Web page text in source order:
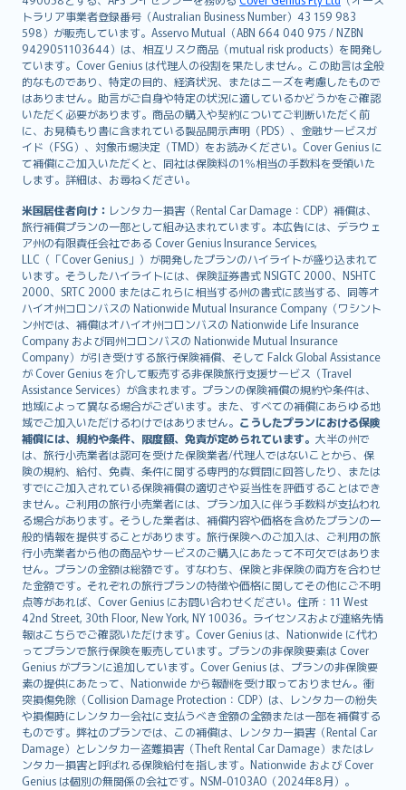
トラリア事業者登録番号（Australian Business Number）43 159 983
598）が販売しています。Asservo Mutual（ABN 664 040 975 / NZBN
9429051103644）は、相互リスク商品（mutual risk products）を開発し
ています。Cover Genius は代理人の役割を果たしません。この助言は全般
的なものであり、特定の目的、経済状況、またはニーズを考慮したもので
はありません。助言がご自身や特定の状況に適しているかどうかをご確認
いただく必要があります。商品の購入や契約についてご判断いただく前
に、お見積もり書に含まれている製品開示声明（PDS）、金融サービスガ
イド（FSG）、対象市場決定（TMD）をお読みください。Cover Genius に
て補償にご加入いただくと、同社は保険料の1％相当の手数料を受領いた
します。詳細は、お尋ねください。
米国居住者向け： レンタカー損害（Rental Car Damage：CDP）補償は、
旅行補償プランの一部として組み込まれています。本広告には、デラウェ
ア州の有限責任会社である Cover Genius Insurance Services,
LLC（「Cover Genius」）が開発したプランのハイライトが盛り込まれて
います。そうしたハイライトには、保険証券書式 NSIGTC 2000、NSHTC
2000、SRTC 2000 またはこれらに相当する州の書式に該当する、同等オ
ハイオ州コロンバスの Nationwide Mutual Insurance Company（ワシント
ン州では、補償はオハイオ州コロンバスの Nationwide Life Insurance
Company および同州コロンバスの Nationwide Mutual Insurance
Company）が引き受けする旅行保険補償、そして Falck Global Assistance
が Cover Genius を介して販売する非保険旅行支援サービス（Travel
Assistance Services）が含まれます。プランの保険補償の規約や条件は、
地域によって異なる場合がございます。また、すべての補償にあらゆる地
域でご加入いただけるわけではありません。 こうしたプランにおける保険
補償には、規約や条件、限度額、免責が定められています。 大半の州で
は、旅行小売業者は認可を受けた保険業者/代理人ではないことから、保
険の規約、給付、免責、条件に関する専門的な質問に回答したり、または
すでにご加入されている保険補償の適切さや妥当性を評価することはでき
ません。ご利用の旅行小売業者には、プラン加入に伴う手数料が支払われ
る場合があります。そうした業者は、補償内容や価格を含めたプランの一
般的情報を提供することがあります。旅行保険へのご加入は、ご利用の旅
行小売業者から他の商品やサービスのご購入にあたって不可欠ではありま
せん。プランの金額は総額です。すなわち、保険と非保険の両方を合わせ
た金額です。それぞれの旅行プランの特徴や価格に関してその他にご不明
点等があれば、Cover Genius にお問い合わせください。住所：11 West
42nd Street, 30th Floor, New York, NY 10036。ライセンスおよび連絡先情
報はこちらでご確認いただけます。Cover Genius は、Nationwide に代わ
ってプランで旅行保険を販売しています。プランの非保険要素は Cover
Genius がプランに追加しています。Cover Genius は、プランの非保険要
素の提供にあたって、Nationwide から報酬を受け取っておりません。衝
突損傷免除（Collision Damage Protection：CDP）は、レンタカーの紛失
や損傷時にレンタカー会社に支払うべき金額の全額または一部を補償する
ものです。弊社のプランでは、この補償は、レンタカー損害（Rental Car
Damage）とレンタカー盗難損害（Theft Rental Car Damage）またはレ
ンタカー損害と呼ばれる保険給付を指します。Nationwide および Cover
Genius は個別の無関係の会社です。NSM-0103AO（2024年8月）。
한국어
dansk
norsk
suomi
العربيّة
Türkçe
česky
Русский
български
català
Hrvatski
eesti
Ελληνικά
Magyar
Íslenska
Bahasa Indonesia
latviešu
Lietuviškai
Bahasa Melayu
Română
српски
Slovensky
Slovenščina
Українська
Tiếng Việt